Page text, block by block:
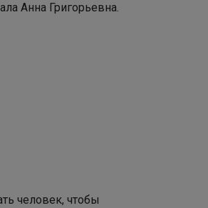
Анна Григорьевна.
человек, чтобы